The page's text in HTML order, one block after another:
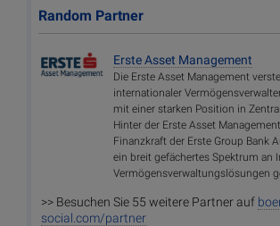
Random Partner
Erste Asset Management
Die Erste Asset Management
internationaler
mit einer starken Position in
Hinter der Erste Asset
Finanzkraft der Erste Group Bank
ein breit gefächertes Spektrum an
Vermögensverwaltungslösungen
>> Besuchen Sie 55 weitere Partner auf
social.com/partner